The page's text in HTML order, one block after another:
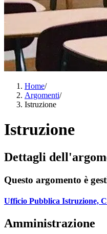
Home/
Argomenti/
Istruzione
Istruzione
Dettagli
Questo argomento è
Ufficio Pubblica Istruzione,
Amministrazione